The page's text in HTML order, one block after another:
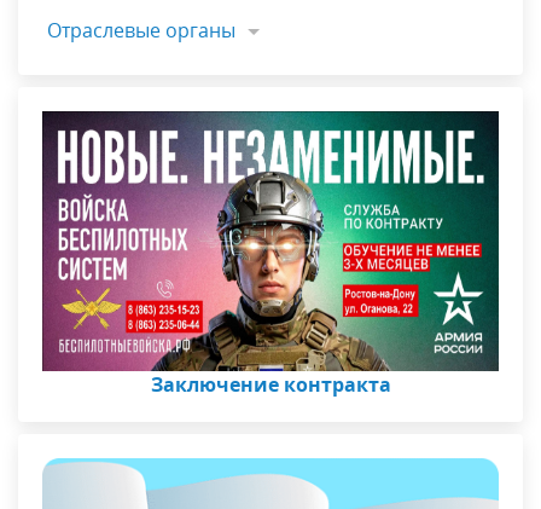
Отраслевые органы
Заключение контракта